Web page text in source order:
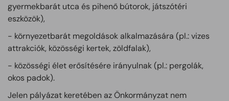
gyermekbarát utca és pihenő bútorok, játszótéri
eszközök),
- környezetbarát megoldások alkalmazására (pl.: vizes
attrakciók, közösségi kertek, zöldfalak),
- közösségi élet erősítésére irányulnak (pl.: pergolák,
okos padok).
Jelen pályázat keretében az Önkormányzat nem